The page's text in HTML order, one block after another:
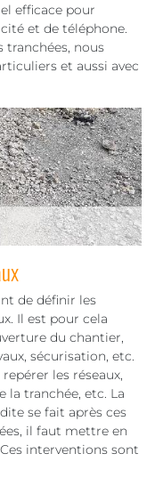
efficace pour
et de téléphone.
nous
et aussi avec
de définir les
Il est pour cela
du chantier,
sécurisation, etc.
les réseaux,
la tranchée, etc. La
se fait après ces
il faut mettre en
interventions sont